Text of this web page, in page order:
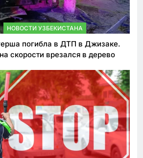
НОВОСТИ УЗБЕКИСТАНА
погибла в ДТП в Джизаке.
скорости врезался в дерево